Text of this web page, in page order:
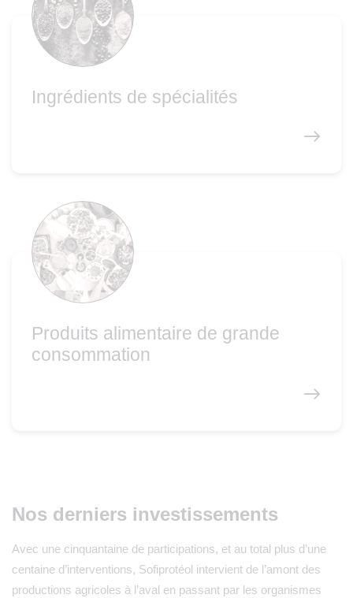
Ingrédients de spécialités
Produits alimentaire de grande
consommation
Nos derniers investissements
Avec une cinquantaine de participations, et au total plus d’une
centaine d’interventions, Sofiprotéol intervient de l’amont des
productions agricoles à l’aval en passant par les organismes